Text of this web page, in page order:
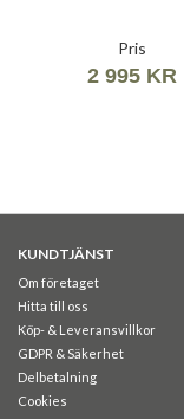
Pris
2 995 KR
KUNDTJÄNST
Om företaget
Hitta till oss
Köp- & Leveransvillkor
GDPR & Säkerhet
Delbetalning
Cookies